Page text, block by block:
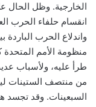
الخارجية. وظل الحال
انقسام حلفاء الحرب
واندلاع الحرب
منظومة الأمم
طرأ عليه، ولأسباب
من منتصف الستينات
السبعينات. وقد تجسد